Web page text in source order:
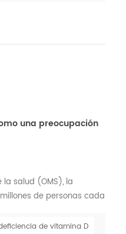
una preocupación
salud (OMS), la
de personas cada
de contaminación
de vitamina D